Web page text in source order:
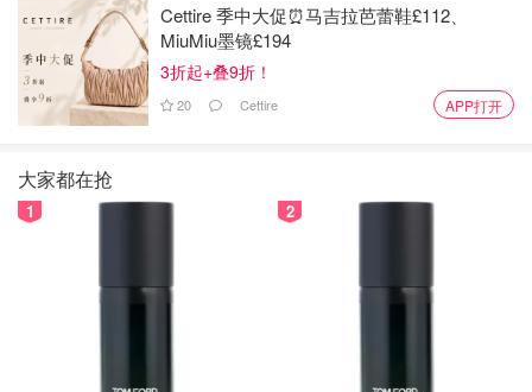
Cettire 季中大促⏰马吉拉芭蕾鞋£112、
MiuMiu墨镜£194
3折起+叠9折！
20 Cettire APP打开
大家都在抢
1 2